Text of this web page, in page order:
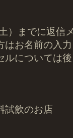
）までに返信
お名前の入
については
試飲のお店